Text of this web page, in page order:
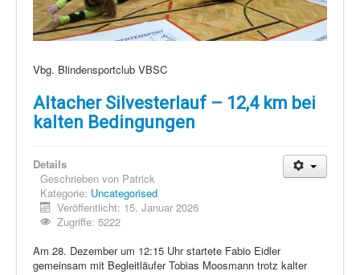
Vbg. Blindensportclub VBSC
Altacher Silvesterlauf – 12,4 km bei
kalten Bedingungen
Details
Geschrieben von Patrick
Kategorie: Uncategorised
Veröffentlicht: 15. Januar 2026
Zugriffe: 5222
Am 28. Dezember um 12:15 Uhr startete Fabio Eidler
gemeinsam mit Begleitläufer Tobias Moosmann trotz kalter